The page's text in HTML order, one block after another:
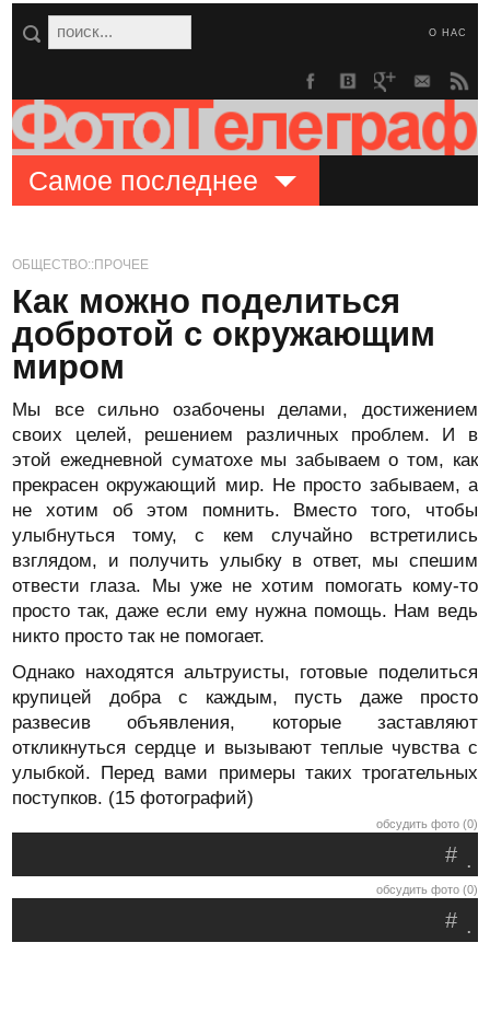
О НАС
Самое последнее
ОБЩЕСТВО::ПРОЧЕЕ
Как можно поделиться
добротой с окружающим
миром
Мы все сильно озабочены делами, достижением
своих целей, решением различных проблем. И в
этой ежедневной суматохе мы забываем о том, как
прекрасен окружающий мир. Не просто забываем, а
не хотим об этом помнить. Вместо того, чтобы
улыбнуться тому, с кем случайно встретились
взглядом, и получить улыбку в ответ, мы спешим
отвести глаза. Мы уже не хотим помогать кому-то
просто так, даже если ему нужна помощь. Нам ведь
никто просто так не помогает.
Однако находятся альтруисты, готовые поделиться
крупицей добра с каждым, пусть даже просто
развесив объявления, которые заставляют
откликнуться сердце и вызывают теплые чувства с
улыбкой. Перед вами примеры таких трогательных
поступков. (15 фотографий)
обсудить фото (0)
.
#
обсудить фото (0)
.
#